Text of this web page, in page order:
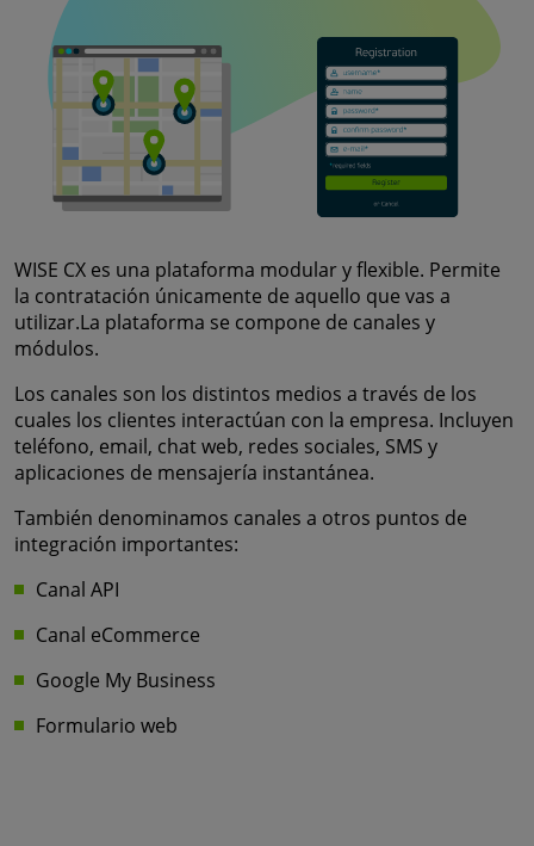
WISE CX es una plataforma modular y flexible. Permite
la contratación únicamente de aquello que vas a
utilizar.La plataforma se compone de canales y
módulos.
Los canales son los distintos medios a través de los
cuales los clientes interactúan con la empresa. Incluyen
teléfono, email, chat web, redes sociales, SMS y
aplicaciones de mensajería instantánea.
También denominamos canales a otros puntos de
integración importantes:
Canal API
Canal eCommerce
Google My Business
Formulario web